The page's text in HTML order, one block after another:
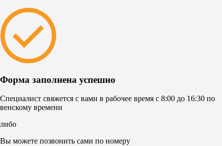
Форма заполнена успешно
Специалист свяжется с вами в рабочее время с 8:00 до 16:30 по
венскому времени
либо
Вы можете позвонить сами по номеру